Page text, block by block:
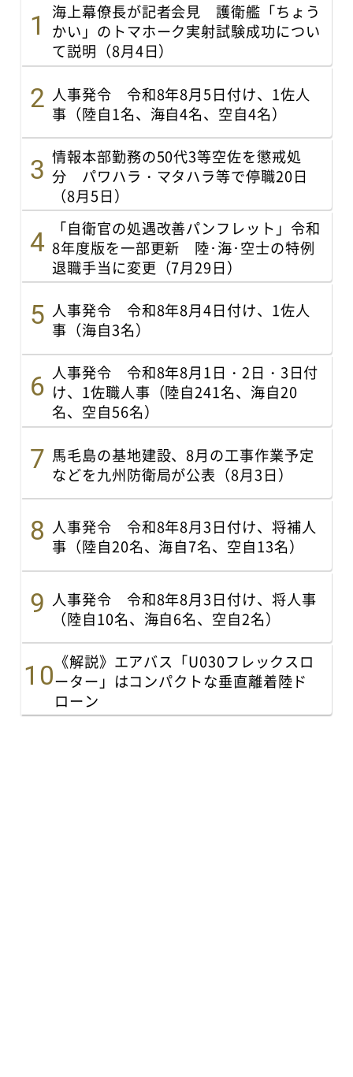
海上幕僚長が記者会見 護衛艦「ちょう
かい」のトマホーク実射試験成功につい
て説明（8月4日）
人事発令 令和8年8月5日付け、1佐人
事（陸自1名、海自4名、空自4名）
情報本部勤務の50代3等空佐を懲戒処
分 パワハラ・マタハラ等で停職20日
（8月5日）
「自衛官の処遇改善パンフレット」令和
8年度版を一部更新 陸･海･空士の特例
退職手当に変更（7月29日）
人事発令 令和8年8月4日付け、1佐人
事（海自3名）
人事発令 令和8年8月1日・2日・3日付
け、1佐職人事（陸自241名、海自20
名、空自56名）
馬毛島の基地建設、8月の工事作業予定
などを九州防衛局が公表（8月3日）
人事発令 令和8年8月3日付け、将補人
事（陸自20名、海自7名、空自13名）
人事発令 令和8年8月3日付け、将人事
（陸自10名、海自6名、空自2名）
《解説》エアバス「U030フレックスロ
ーター」はコンパクトな垂直離着陸ド
ローン